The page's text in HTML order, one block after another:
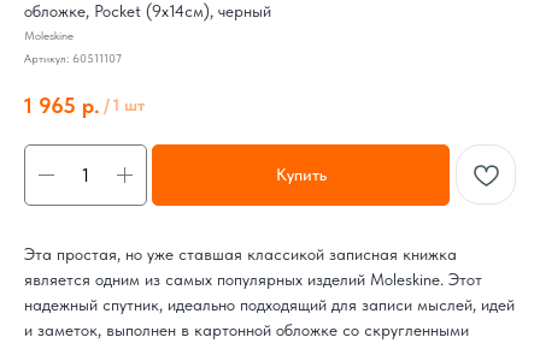
обложке, Pocket (9x14см), черный
Moleskine
Артикул: 60511107
1 965 р. /1 шт
Купить
Эта простая, но уже ставшая классикой записная книжка
является одним из самых популярных изделий Moleskine. Этот
надежный спутник, идеально подходящий для записи мыслей, идей
и заметок, выполнен в картонной обложке со скругленными